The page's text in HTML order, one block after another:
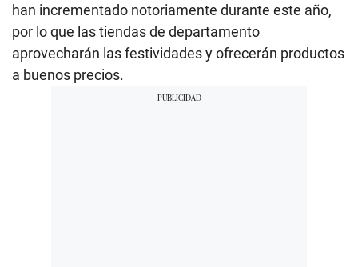
han incrementado notoriamente durante este año,
por lo que las tiendas de departamento
aprovecharán las festividades y ofrecerán productos
a buenos precios.